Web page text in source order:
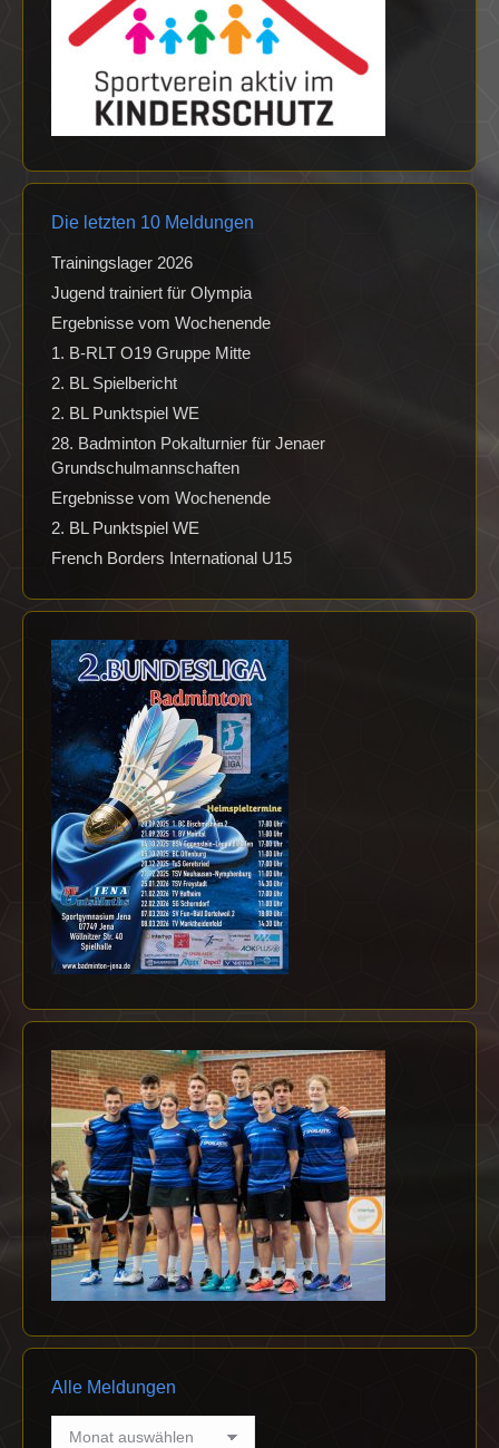
Die letzten 10 Meldungen
Trainingslager 2026
Jugend trainiert für Olympia
Ergebnisse vom Wochenende
1. B-RLT O19 Gruppe Mitte
2. BL Spielbericht
2. BL Punktspiel WE
28. Badminton Pokalturnier für Jenaer
Grundschulmannschaften
Ergebnisse vom Wochenende
2. BL Punktspiel WE
French Borders International U15
Alle Meldungen
Alle